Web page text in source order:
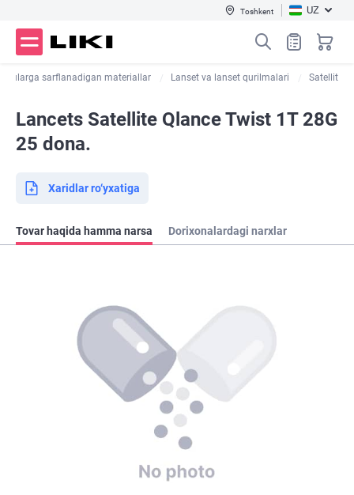
Toshkent UZ
ularga sarflanadigan materiallar Lanset va lanset qurilmalari Satellit
Lancets Satellite Qlance Twist 1T 28G
25 dona.
Xaridlar ro‘yxatiga
Tovar haqida hamma narsa Dorixonalardagi narxlar